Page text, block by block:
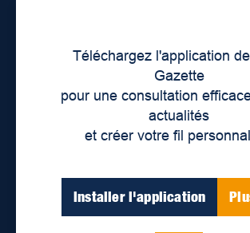
Téléchargez l'application
Gazette
pour une consultation
actualités
et créer votre fil
Installer l'application
Lieux de distribution